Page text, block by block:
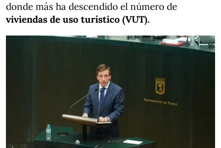
donde más ha descendido el número de
viviendas de uso turístico (VUT).